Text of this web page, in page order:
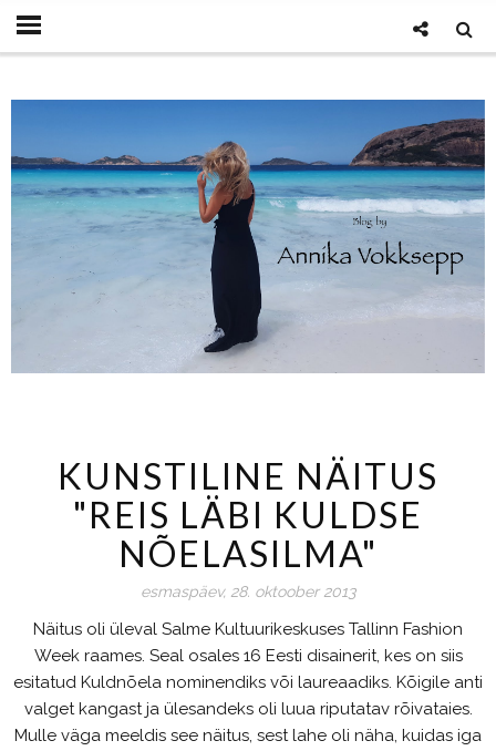
KUNSTILINE NÄITUS
"REIS LÄBI KULDSE
NÕELASILMA"
esmaspäev, 28. oktoober 2013
Näitus oli üleval Salme Kultuurikeskuses Tallinn Fashion
Week raames. Seal osales 16 Eesti disainerit, kes on siis
esitatud Kuldnõela nominendiks või laureaadiks. Kõigile anti
valget kangast ja ülesandeks oli luua riputatav rõivataies.
Mulle väga meeldis see näitus, sest lahe oli näha, kuidas iga